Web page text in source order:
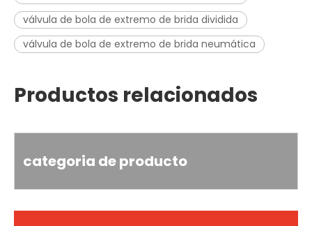
válvula de bola de extremo de brida dividida
válvula de bola de extremo de brida neumática
Productos relacionados
categoria de producto